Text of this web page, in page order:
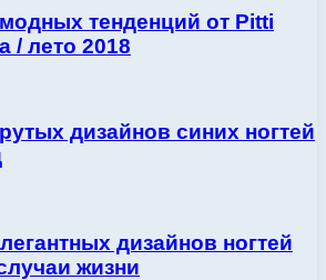
тенденций от Pitti
/ лето 2018
дизайнов синих ногтей
дизайнов ногтей
жизни